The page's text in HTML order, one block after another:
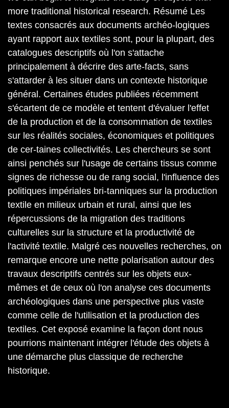
more traditional historical research. Résumé Les
textes consacrés aux documents archéo-logiques
ayant rapport aux textiles sont, pour la plupart, des
catalogues descriptifs où l'on s'attache
principalement à décrire des arte-facts, sans
s'attarder à les situer dans un contexte historique
général. Certaines études publiées récemment
s'écartent de ce modèle et tentent d'évaluer l'effet
de la production et de la consommation de textiles
sur les réalités sociales, économiques et politiques
de cer-taines collectivités. Les chercheurs se sont
ainsi penchés sur l'usage de certains tissus comme
signes de richesse ou de rang social, l'influence des
politiques impériales bri-tanniques sur la production
textile en milieux urbain et rural, ainsi que les
répercussions de la migration des traditions
culturelles sur la structure et la productivité de
l'activité textile. Malgré ces nouvelles recherches, on
remarque encore une nette polarisation autour des
travaux descriptifs centrés sur les objets eux-
mêmes et de ceux où l'on analyse ces documents
archéologiques dans une perspective plus vaste
comme celle de l'utilisation et la production des
textiles. Cet exposé examine la façon dont nous
pourrions maintenant intégrer l'étude des objets à
une démarche plus classique de recherche
historique.